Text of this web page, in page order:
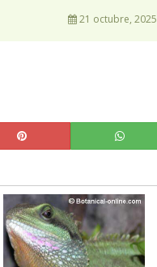
21 octubre, 2025